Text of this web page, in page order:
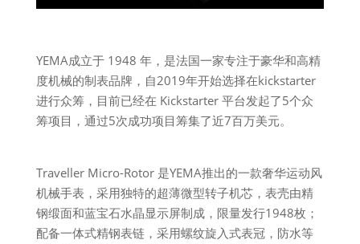
YEMA成立于 1948 年，是法国一家专注于豪华和高精
度机械的制表品牌，自2019年开始选择在kickstarter
进行众筹，目前已经在 Kickstarter 平台发起了5个众
筹项目，通过5次成功项目筹集了近7百万美元。
Traveller Micro-Rotor 是YEMA推出的一款奢华运动风
机械手表，采用独特的超薄微型转子机芯，表壳由精
钢缎面和蓝宝石水晶显示屏制成，限量发行1948枚；
配备一体式精钢表链，采用螺纹旋入式表冠，防水等